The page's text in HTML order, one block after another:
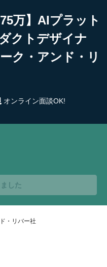
万】AIプラット
クトデザイナ
ク・アンド・リ
オンライン面談OK!
した
・リバー社